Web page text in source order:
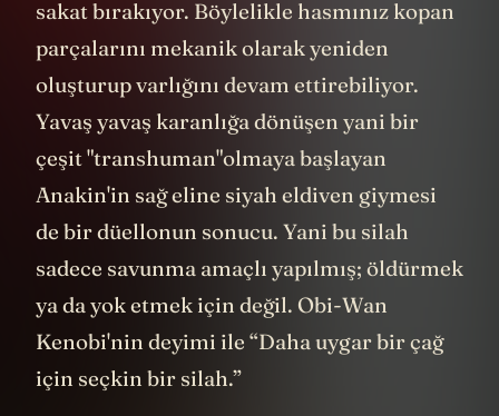
sakat bırakıyor. Böylelikle hasmınız kopan
parçalarını mekanik olarak yeniden
oluşturup varlığını devam ettirebiliyor.
Yavaş yavaş karanlığa dönüşen yani bir
çeşit "transhuman"olmaya başlayan
Anakin'in sağ eline siyah eldiven giymesi
de bir düellonun sonucu. Yani bu silah
sadece savunma amaçlı yapılmış; öldürmek
ya da yok etmek için değil. Obi-Wan
Kenobi'nin deyimi ile “Daha uygar bir çağ
için seçkin bir silah.”